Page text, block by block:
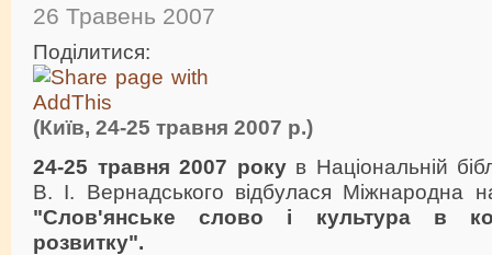
26 Травень 2007
Поділитися:
(Київ, 24-25 травня 2007 р.)
24-25 травня 2007 рокув Національній
В. І. Вернадського відбулася Міжнародна
"Слов'янське слово і культура в
розвитку".